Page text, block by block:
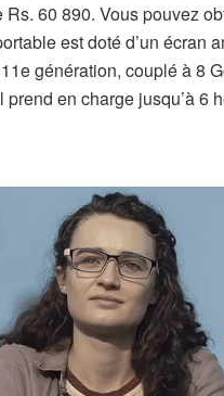
Rs. 60 890. Vous pouvez
est doté d’un écran
génération, couplé à 8
prend en charge jusqu’à 6